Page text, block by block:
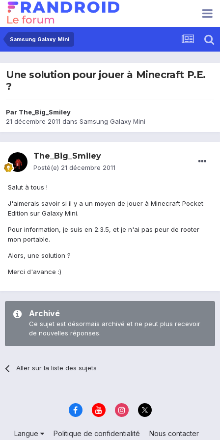
Samsung Galaxy Mini
Une solution pour jouer à Minecraft P.E.
?
Par The_Big_Smiley
21 décembre 2011 dans Samsung Galaxy Mini
The_Big_Smiley
Posté(e) 21 décembre 2011
Salut à tous !
J'aimerais savoir si il y a un moyen de jouer à Minecraft Pocket
Edition sur Galaxy Mini.
Pour information, je suis en 2.3.5, et je n'ai pas peur de rooter
mon portable.
Alors, une solution ?
Merci d'avance :)
Archivé
Ce sujet est désormais archivé et ne peut plus recevoir
de nouvelles réponses.
Aller sur la liste des sujets
Langue Politique de confidentialité
Nous contacter